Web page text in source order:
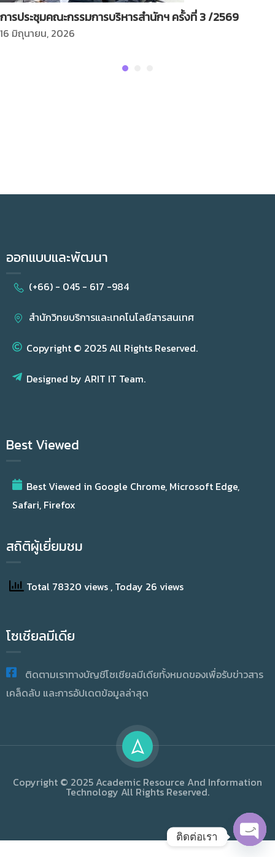
การประชุมคณะกรรมการบริหารสำนักฯ ครั้งที่ 3 /2569
16 มิถุนายน, 2026
ออกแบบและพัฒนา
(+66) - 045 - 617 -984
สำนักวิทยบริการและเทคโนโลยีสารสนเทศ
Copyright © 2025 All Rights Reserved.
Designed by ARIT IT Team.
Best Viewed
Best Viewed in Google Chrome, Microsoft Edge,
Safari, Firefox
สถิติผู้เยี่ยมชม
Total 78320 views , Today 26 views
โซเชียลมีเดีย
ติดตามเราทางบัญชีโซเชียลมีเดียทั้งหมดของเพื่อรับข่าวสาร
เคล็ดลับ และการอัปเดตข้อมูลล่าสุด
Copyright © 2025 Academic Resource And Information
Technology All Rights Reserved.
ติดต่อเรา